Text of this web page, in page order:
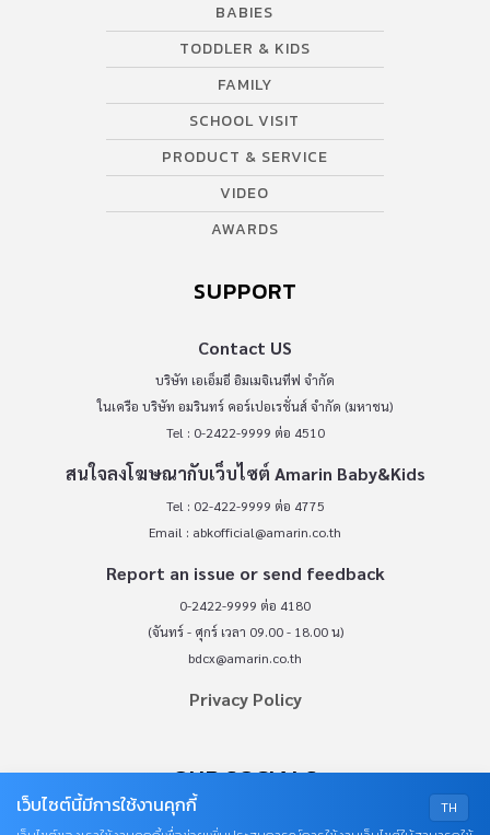
BABIES
TODDLER & KIDS
FAMILY
SCHOOL VISIT
PRODUCT & SERVICE
VIDEO
AWARDS
SUPPORT
Contact US
บริษัท เอเอ็มอี อิมเมจิเนทีฟ จำกัด
ในเครือ บริษัท อมรินทร์ คอร์เปอเรชั่นส์ จำกัด (มหาชน)
Tel : 0-2422-9999 ต่อ 4510
สนใจลงโฆษณากับเว็บไซต์ Amarin Baby&Kids
Tel : 02-422-9999 ต่อ 4775
Email : abkofficial@amarin.co.th
Report an issue or send feedback
0-2422-9999 ต่อ 4180
(จันทร์ - ศุกร์ เวลา 09.00 - 18.00 น)
bdcx@amarin.co.th
Privacy Policy
OUR SOCIALS
TH
เว็บไซต์นี้มีการใช้งานคุกกี้